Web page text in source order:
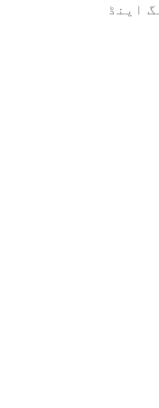
اینڈ